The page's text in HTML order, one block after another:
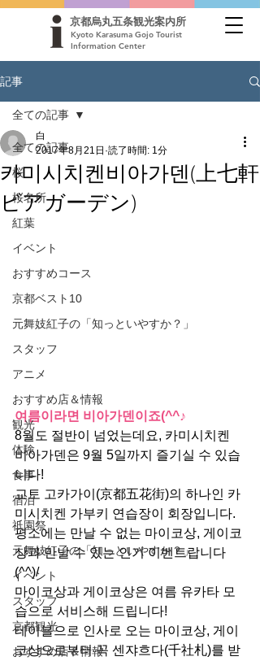
Kyoto Karasuma Gojo Tourist
Information Center
京都烏丸五条観光案内所
記事
全ての記事
桜
桜名所
紅葉
イベント
おすすめコース
京都ベスト10
元舞妓紅子の「知っといやすか？」
スタッフ
アニメ
おすすめ店＆情報
観光
体験
食事
宿泊
祇園祭
元舞妓紅子の「知っといやすか？」
イベント
スタッフ
京都観光
おすすめ店＆情報
全ての記事
카미시치켄비아가덴(上七軒
ビアガーデン)
白
2017年8月21日 読了時間: 1分
여름이라면 비아가덴이죠(^^♪
8월도 절반이 넘었는데요, 카미시치켄
비아가덴은 9월 5일까지 즐기실 수 있습
니다!
교토 고카가이(京都五花街)의 하나인 카
미시치켄 가부키 연습장이 회장입니다.
평소에는 만날 수 없는 마이코상, 게이코
상과 만날 수 있는 인기 이벤트랍니다
(^^)/
마이코상과 게이코상은 여름 유카타 모
습으로 서비스해 드립니다!
테이블으로 인사로 오는 마이코상, 게이
코상으로부터 꼭 센쟈흐다(千社札)를 받